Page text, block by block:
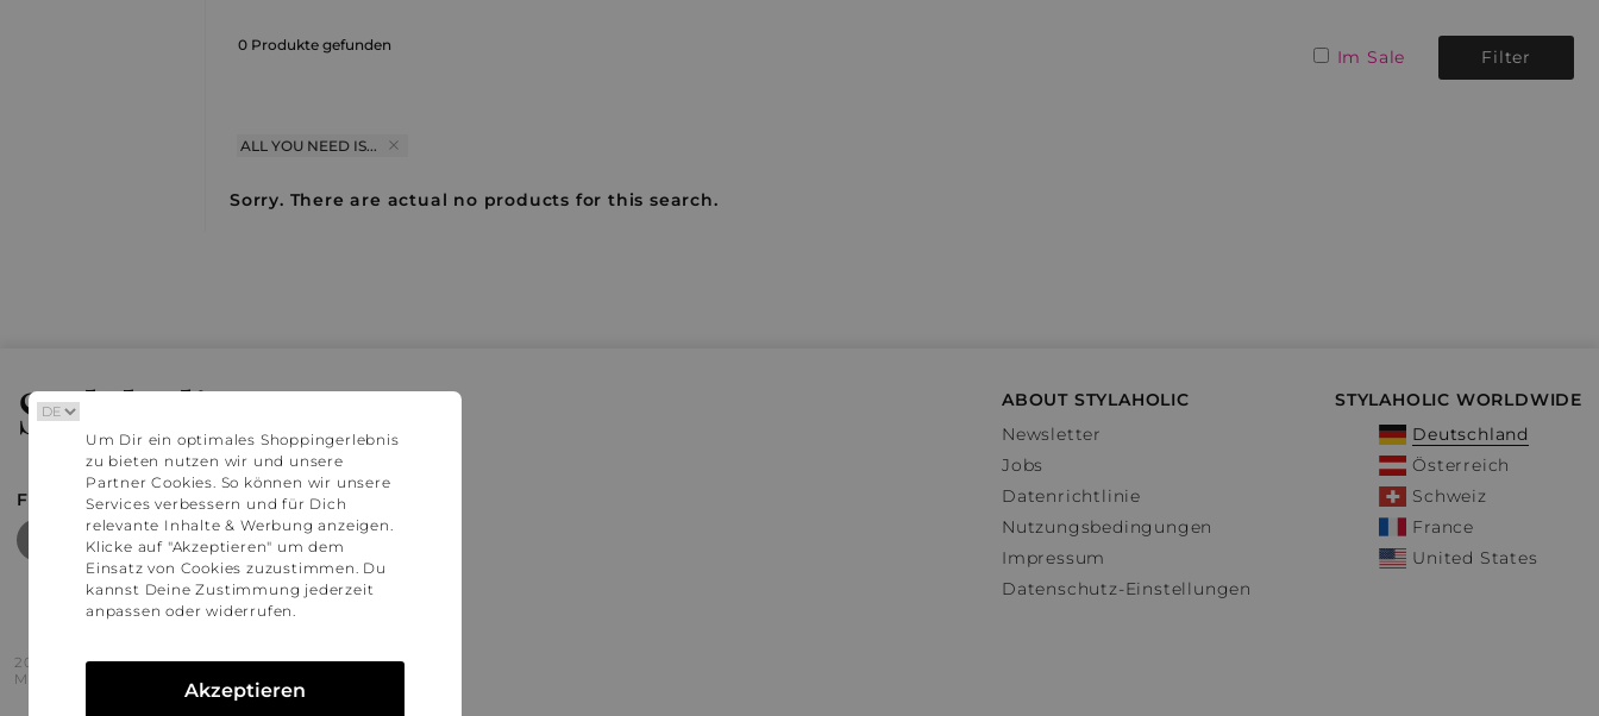
0 Produkte gefunden
Im Sale Filter
ALL YOU NEED IS...
Sorry. There are actual no products for this search.
Stylaholic
FIND MORE INSPIRATION
ABOUT STYLAHOLIC
Newsletter
Jobs
Datenrichtlinie
Nutzungsbedingungen
Impressum
Datenschutz-Einstellungen
STYLAHOLIC WORLDWIDE
Deutschland
Österreich
Schweiz
France
United States
2016 - 2026 © Stylaholic.
Made for you with love in munich.
Um Dir ein optimales Shoppingerlebnis
zu bieten nutzen wir und unsere
Partner Cookies. So können wir unsere
Services verbessern und für Dich
relevante Inhalte & Werbung anzeigen.
Klicke auf "Akzeptieren" um dem
Einsatz von Cookies zuzustimmen. Du
kannst Deine Zustimmung jederzeit
anpassen oder widerrufen.
Akzeptieren